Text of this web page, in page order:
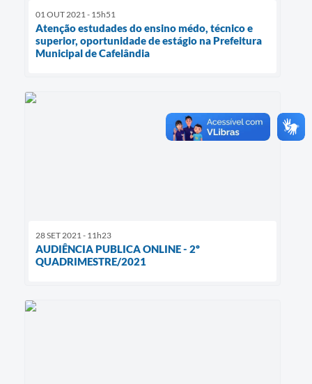
01 OUT 2021 - 15h51
Atenção estudades do ensino médo, técnico e
superior, oportunidade de estágio na Prefeitura
Municipal de Cafelândia
28 SET 2021 - 11h23
AUDIÊNCIA PUBLICA ONLINE - 2º
QUADRIMESTRE/2021